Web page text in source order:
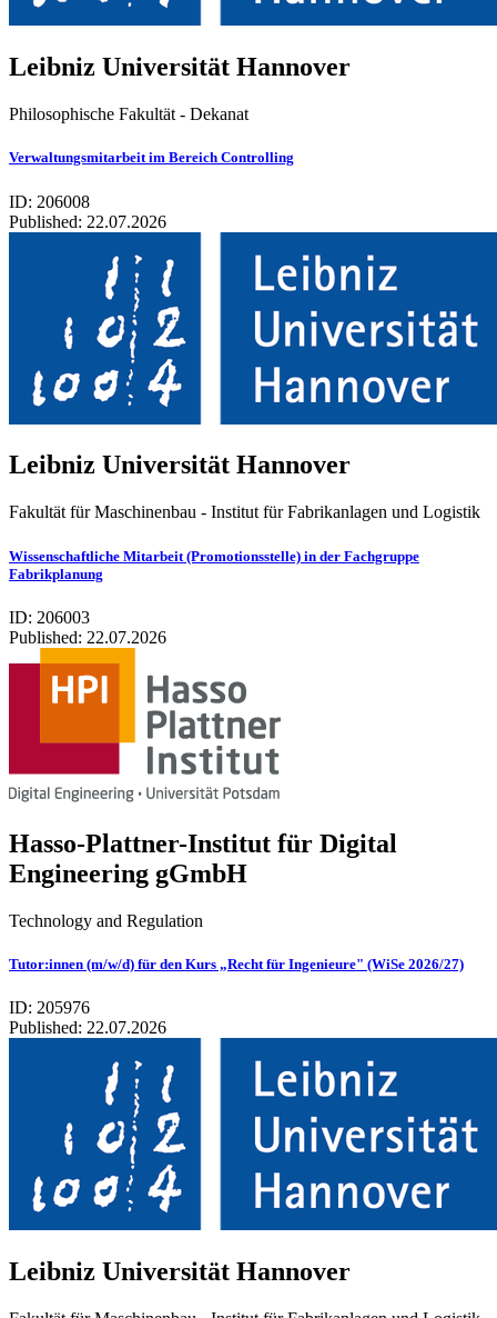
Leib­niz Uni­ver­si­tät Han­no­ver
Philosophische Fakultät - Dekanat
Verwaltungsmitarbeit im Bereich Controlling
ID: 206008
Published: 22.07.2026
Leib­niz Uni­ver­si­tät Han­no­ver
Fakultät für Maschinenbau - Institut für Fabrikanlagen und Logistik
Wissenschaftliche Mitarbeit (Promotionsstelle) in der Fachgruppe
Fabrikplanung
ID: 206003
Published: 22.07.2026
Hasso-Plattner-Institut für Digital
Engineering gGmbH
Technology and Regulation
Tutor:innen (m/w/d) für den Kurs „Recht für Ingenieure" (WiSe 2026/27)
ID: 205976
Published: 22.07.2026
Leib­niz Uni­ver­si­tät Han­no­ver